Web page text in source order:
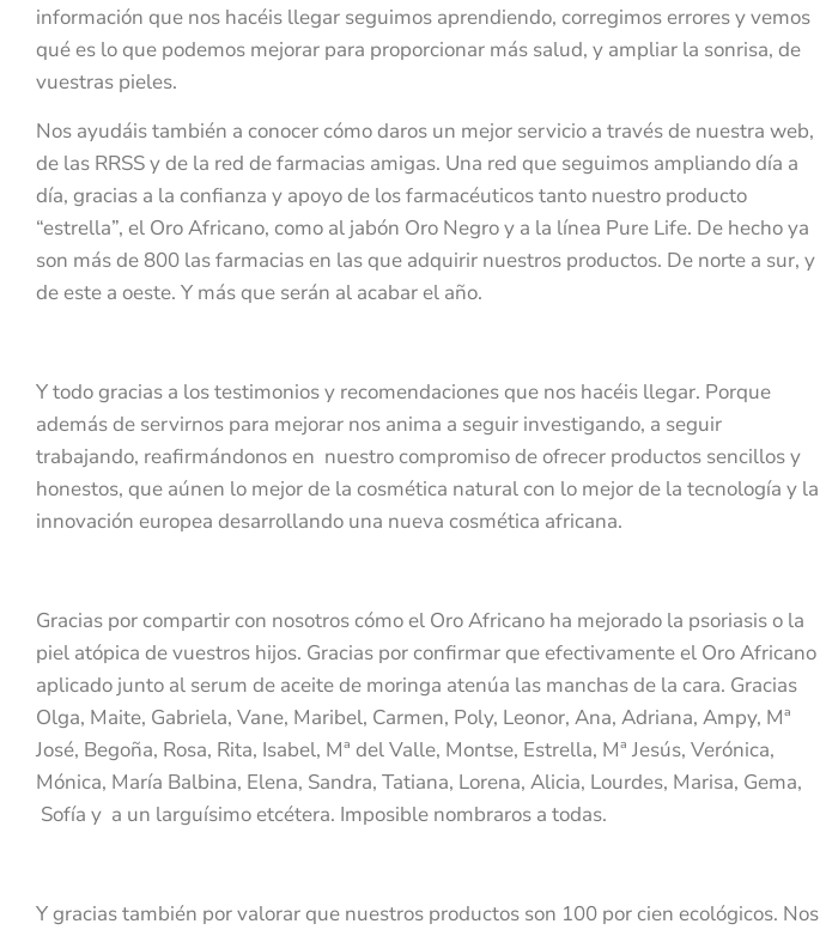
información que nos hacéis llegar seguimos aprendiendo, corregimos errores y vemos
qué es lo que podemos mejorar para proporcionar más salud, y ampliar la sonrisa, de
vuestras pieles.
Nos ayudáis también a conocer cómo daros un mejor servicio a través de nuestra web,
de las RRSS y de la red de farmacias amigas. Una red que seguimos ampliando día a
día, gracias a la confianza y apoyo de los farmacéuticos tanto nuestro producto
“estrella”, el Oro Africano, como al jabón Oro Negro y a la línea Pure Life. De hecho ya
son más de 800 las farmacias en las que adquirir nuestros productos. De norte a sur, y
de este a oeste. Y más que serán al acabar el año.
Y todo gracias a los testimonios y recomendaciones que nos hacéis llegar. Porque
además de servirnos para mejorar nos anima a seguir investigando, a seguir
trabajando, reafirmándonos en nuestro compromiso de ofrecer productos sencillos y
honestos, que aúnen lo mejor de la cosmética natural con lo mejor de la tecnología y la
innovación europea desarrollando una nueva cosmética africana.
Gracias por compartir con nosotros cómo el Oro Africano ha mejorado la psoriasis o la
piel atópica de vuestros hijos. Gracias por confirmar que efectivamente el Oro Africano
aplicado junto al serum de aceite de moringa atenúa las manchas de la cara. Gracias
Olga, Maite, Gabriela, Vane, Maribel, Carmen, Poly, Leonor, Ana, Adriana, Ampy, Mª
José, Begoña, Rosa, Rita, Isabel, Mª del Valle, Montse, Estrella, Mª Jesús, Verónica,
Mónica, María Balbina, Elena, Sandra, Tatiana, Lorena, Alicia, Lourdes, Marisa, Gema,
Sofía y a un larguísimo etcétera. Imposible nombraros a todas.
Y gracias también por valorar que nuestros productos son 100 por cien ecológicos. Nos